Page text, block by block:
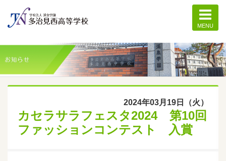
MENU
2024年03月19日（火）
カセラサラフェスタ2024 第10回
ファッションコンテスト 入賞